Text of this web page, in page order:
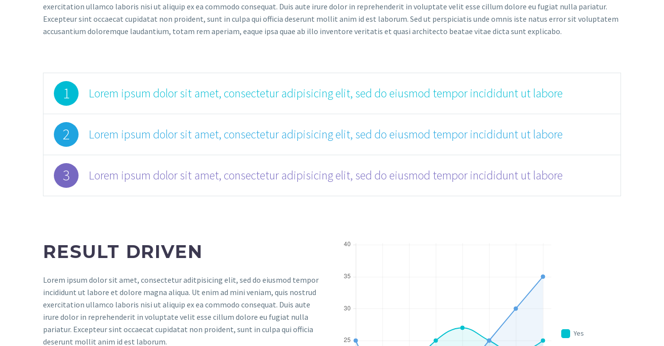
exercitation ullamco laboris nisi ut aliquip ex ea commodo consequat. Duis aute irure dolor in reprehenderit in voluptate velit esse cillum dolore eu fugiat nulla pariatur.
Excepteur sint occaecat cupidatat non proident, sunt in culpa qui officia deserunt mollit anim id est laborum. Sed ut perspiciatis unde omnis iste natus error sit voluptatem
accusantium doloremque laudantium, totam rem aperiam, eaque ipsa quae ab illo inventore veritatis et quasi architecto beatae vitae dicta sunt explicabo.
1 Lorem ipsum dolor sit amet, consectetur adipisicing elit, sed do eiusmod tempor incididunt ut labore
2 Lorem ipsum dolor sit amet, consectetur adipisicing elit, sed do eiusmod tempor incididunt ut labore
3 Lorem ipsum dolor sit amet, consectetur adipisicing elit, sed do eiusmod tempor incididunt ut labore
RESULT DRIVEN
Lorem ipsum dolor sit amet, consectetur aditpisicing elit, sed do eiusmod tempor
incididunt ut labore et dolore magna aliqua. Ut enim ad mini veniam, quis nostrud
exercitation ullamco laboris nisi ut aliquip ex ea commodo consequat. Duis aute
irure dolor in reprehenderit in voluptate velit esse cillum dolore eu fugiat nulla
pariatur. Excepteur sint occaecat cupidatat non proident, sunt in culpa qui officia
deserunt mollit anim id est laborum.
Yes